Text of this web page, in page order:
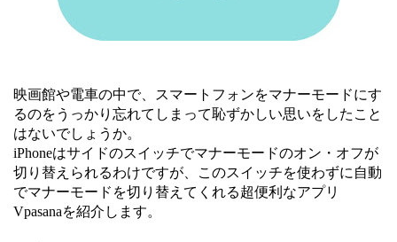
映画館や電車の中で、スマートフォンをマナーモードにす
るのをうっかり忘れてしまって恥ずかしい思いをしたこと
はないでしょうか。
iPhoneはサイドのスイッチでマナーモードのオン・オフが
切り替えられるわけですが、このスイッチを使わずに自動
でマナーモードを切り替えてくれる超便利なアプリ
Vpasanaを紹介します。